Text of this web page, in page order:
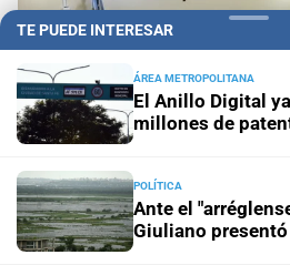
TE PUEDE INTERESAR
ÁREA METROPOLITANA
El Anillo Digital
millones de
POLÍTICA
Ante el
Giuliano